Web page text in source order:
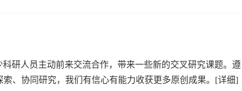
研人员主动前来交流合作，带来一些新的交叉研究课题。遵
、协同研究，我们有信心有能力收获更多原创成果。 [详细]